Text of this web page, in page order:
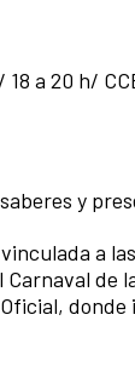
18 a 20 h/
y
a
de